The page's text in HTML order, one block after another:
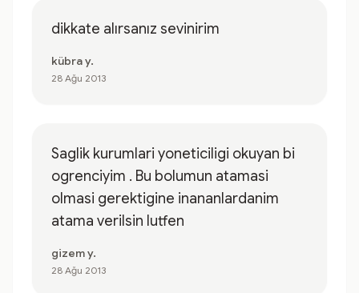
dikkate alırsanız sevinirim
kübra y.
28 Ağu 2013
Saglik kurumlari yoneticiligi okuyan bi
ogrenciyim . Bu bolumun atamasi
olmasi gerektigine inananlardanim
atama verilsin lutfen
gizem y.
28 Ağu 2013